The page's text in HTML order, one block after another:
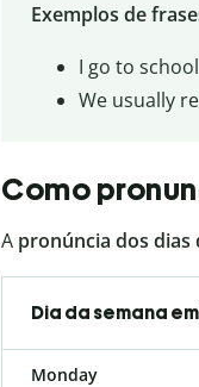
Exemplos de
I go to
We usually
Como
A pronúncia dos dias
Dia da semana
Monday